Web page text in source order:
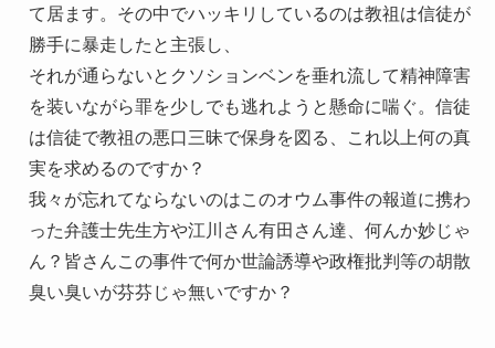
て居ます。その中でハッキリしているのは教祖は信徒が
勝手に暴走したと主張し、
それが通らないとクソションベンを垂れ流して精神障害
を装いながら罪を少しでも逃れようと懸命に喘ぐ。信徒
は信徒で教祖の悪口三昧で保身を図る、これ以上何の真
実を求めるのですか？
我々が忘れてならないのはこのオウム事件の報道に携わ
った弁護士先生方や江川さん有田さん達、何んか妙じゃ
ん？皆さんこの事件で何か世論誘導や政権批判等の胡散
臭い臭いが芬芬じゃ無いですか？